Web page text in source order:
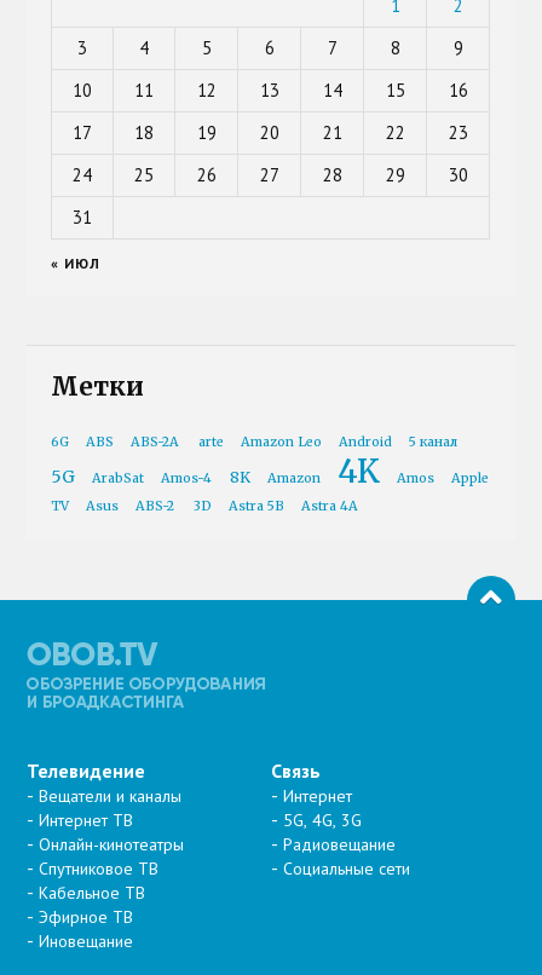
1
2
3
4 5 6 7 8
9
10
11 12 13 14 15
16
17
18 19 20 21 22
23
24
25 26 27 28 29
30
31
« ИЮЛ
Метки
6G ABS ABS-2A arte Amazon Leo Android 5 канал
5G ArabSat Amos-4 8K Amazon 4K Amos
Apple
TV
Asus ABS-2 3D Astra 5B Astra 4A
Телевидение
Вещатели и каналы
Интернет ТВ
Онлайн-кинотеатры
Спутниковое ТВ
Кабельное ТВ
Эфирное ТВ
Иновещание
Связь
Интернет
5G, 4G, 3G
Радиовещание
Социальные сети